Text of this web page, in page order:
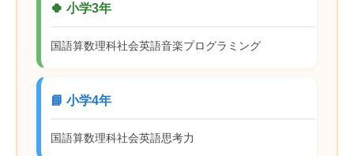
🍀 小学3年
国語算数理科社会英語音楽プログラミング
📘 小学4年
国語算数理科社会英語思考力